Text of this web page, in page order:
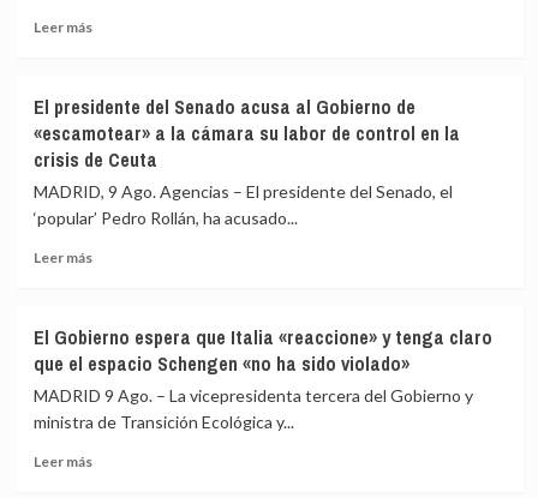
Leer másLeer
de
15.000
ceutíes
se
concentran
para
pedir
y
Europa
tras
crisis
migratoria
El presidente del Senado acusa al Gobierno de
«escamotear» a la cámara su labor de control en la
crisis de Ceuta
MADRID, 9 Ago. Agencias – El presidente del Senado, el
‘popular’ Pedro Rollán, ha acusado...
Leer másLeer
presidente
del
Senado
acusa
Gobierno
El Gobierno espera que Italia «reaccione» y tenga claro
que el espacio Schengen «no ha sido violado»
MADRID 9 Ago. – La vicepresidenta tercera del Gobierno y
ministra de Transición Ecológica y...
Leer másLeer